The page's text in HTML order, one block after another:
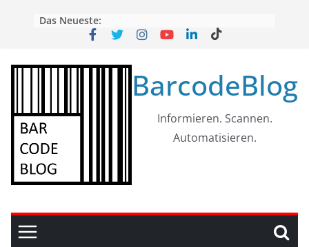
Das Neueste:
BarcodeBlog
Informieren. Scannen.
Automatisieren.